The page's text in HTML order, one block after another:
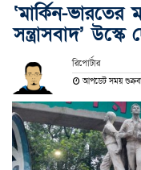
‌‘মার্কিন-
সন্ত্রাসবাদ’ উস্কে
রিপোর্টার
আপডেট সময়